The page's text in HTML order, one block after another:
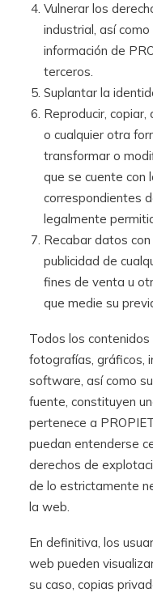
Vulnerar los
industrial, así
información de
terceros.
Suplantar la
Reproducir, copiar,
o cualquier otra
transformar o
que se cuente con
correspondientes
legalmente
Recabar datos
publicidad de
fines de venta u
que medie su
Todos los
fotografías, gráficos,
software, así como
fuente, constituyen
pertenece a
puedan entenderse
derechos de
de lo estrictamente
la web.
En definitiva, los
web pueden
su caso, copias